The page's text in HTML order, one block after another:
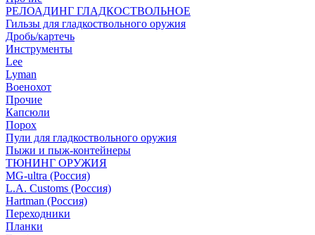
РЕЛОАДИНГ ГЛАДКОСТВОЛЬНОЕ
Гильзы для гладкоствольного оружия
Дробь/картечь
Инструменты
Lee
Lyman
Военохот
Прочие
Капсюли
Порох
Пули для гладкоствольного оружия
Пыжи и пыж-контейнеры
ТЮНИНГ ОРУЖИЯ
MG-ultra (Россия)
L.A. Customs (Россия)
Hartman (Россия)
Переходники
Планки